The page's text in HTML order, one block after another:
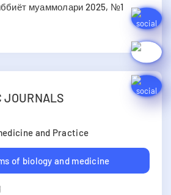
муаммолари 2025, №1
JOURNALS
and Practice
of biology and medicine